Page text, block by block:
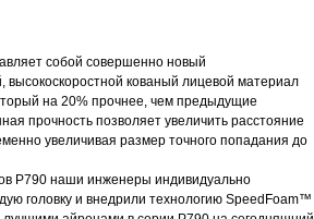
собой совершенно новый
высокоскоростной кованый лицевой материал
на 20% прочнее, чем предыдущие
прочность позволяет увеличить расстояние
увеличивая размер точного попадания до
P790 наши инженеры индивидуально
головку и внедрили технологию SpeedFoam™